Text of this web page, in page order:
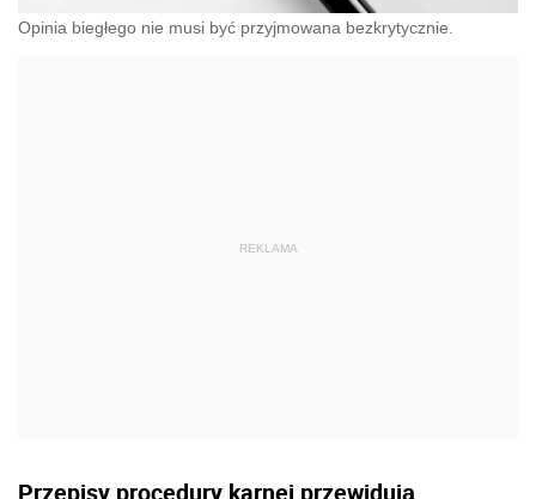
Opinia biegłego nie musi być przyjmowana bezkrytycznie.